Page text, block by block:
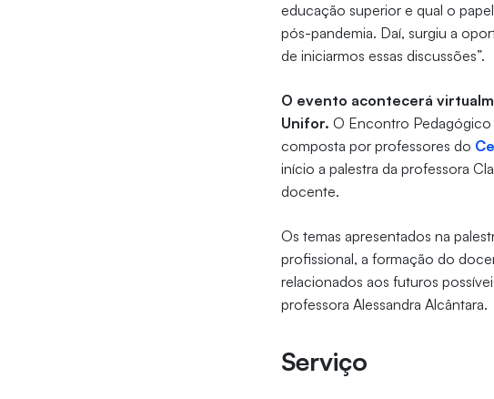
educação superior e qual o
pós-pandemia. Daí, surgiu a
de iniciarmos essas discussões”.
O evento acontecerá
Unifor. O Encontro Pedagógico
composta por professores do
início a palestra da professora
docente.
Os temas apresentados na
profissional, a formação do
relacionados aos futuros
professora Alessandra Alcântara.
Serviço